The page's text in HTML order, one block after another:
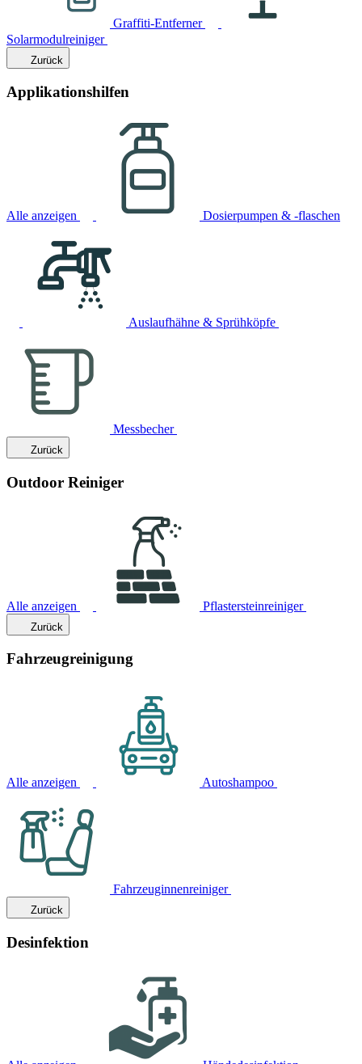
Graffiti-Entferner
Solarmodulreiniger
Zurück
Applikationshilfen
Alle anzeigen Dosierpumpen & -flaschen
Auslaufhähne & Sprühköpfe
Messbecher
Zurück
Outdoor Reiniger
Alle anzeigen Pflastersteinreiniger
Zurück
Fahrzeugreinigung
Alle anzeigen Autoshampoo
Fahrzeuginnenreiniger
Zurück
Desinfektion